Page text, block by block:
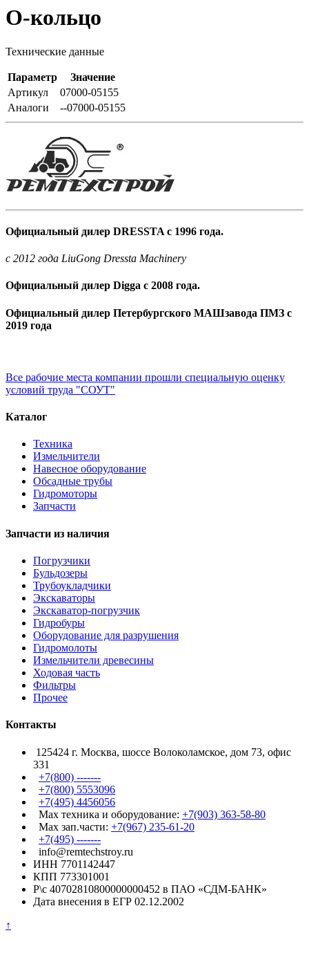
О-кольцо
Технические данные
Параметр
Значение
Артикул
07000-05155
Аналоги
--07000-05155
Официальный дилер DRESSTA с 1996 года.
c 2012 года LiuGong Dressta Machinery
Официальный дилер Digga с 2008 года.
Официальный дилер Петербургского МАШзавода ПМЗ с
2019 года
Все рабочие места компании прошли специальную оценку
условий труда "СОУТ"
Каталог
Техника
Измельчители
Навесное оборудование
Обсадные трубы
Гидромоторы
Запчасти
Запчасти из наличия
Погрузчики
Бульдозеры
Трубоукладчики
Экскаваторы
Экскаватор-погрузчик
Гидробуры
Оборудование для разрушения
Гидромолоты
Измельчители древесины
Ходовая часть
Фильтры
Прочее
Контакты
125424 г. Москва, шоссе Волоколамское, дом 73, офис
331
+7(800) -------
+7(800) 5553096
+7(495) 4456056
Max техника и оборудование: +7(903) 363-58-80
Max зап.части: +7(967) 235-61-20
+7(495) -------
info@remtechstroy.ru
ИНН 7701142447
КПП 773301001
Р\с 40702810800000000452 в ПАО «СДМ-БАНК»
Дата внесения в ЕГР 02.12.2002
↑